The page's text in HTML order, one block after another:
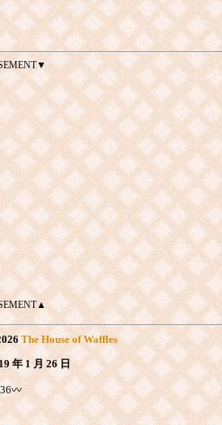
The House of Waffles
年 1 月 26 日
〰